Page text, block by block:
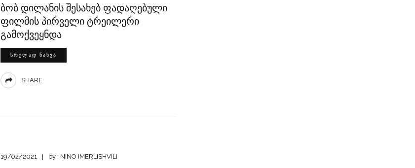
ბობ დილანის შესახებ ფადაღებული
ფილმის პირველი ტრეილერი
გამოქვეყნდა
ᲡᲠᲣᲚᲐᲓ ᲜᲐᲮᲕᲐ
SHARE
19/02/2021 by : NINO IMERLISHVILI